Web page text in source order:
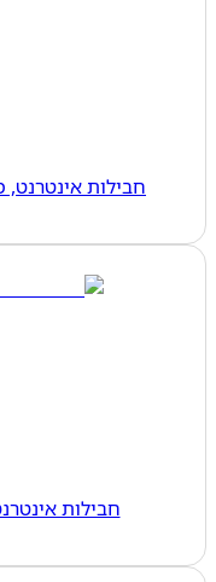
חבילות אינטרנט,
חבילות אינטרנט,